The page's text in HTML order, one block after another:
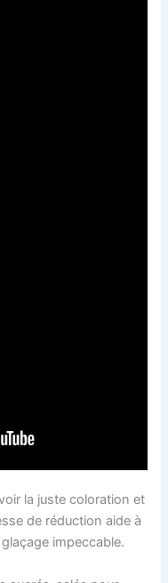
la juste coloration et
de réduction aide à
impeccable.